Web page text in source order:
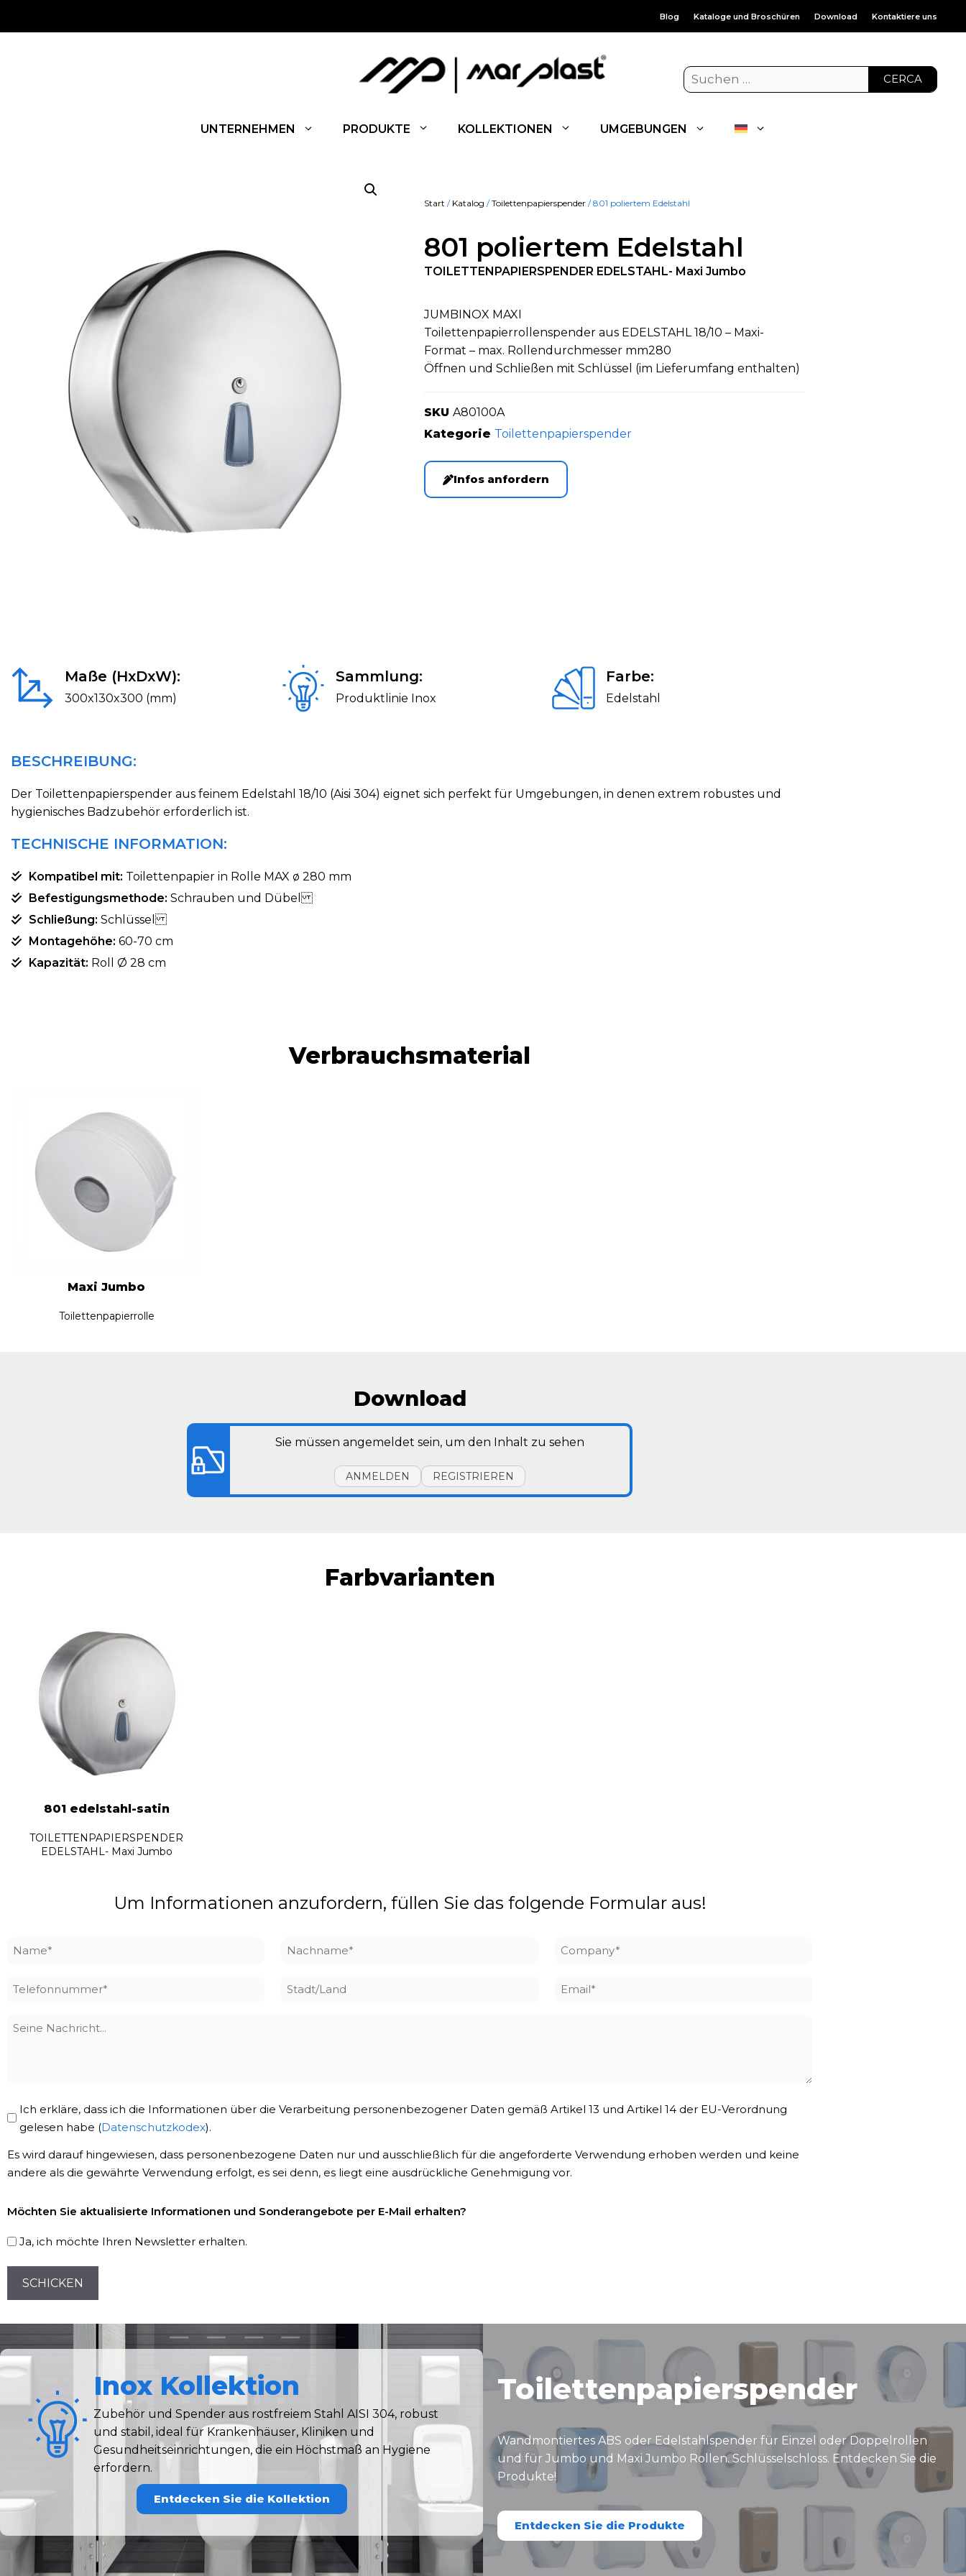
Blog Kataloge und Broschüren Download Kontaktiere uns
CERCA
UNTERNEHMEN PRODUKTE KOLLEKTIONEN UMGEBUNGEN
Start / Katalog /Toilettenpapierspender / 801 poliertem Edelstahl
801 poliertem Edelstahl
TOILETTENPAPIERSPENDER EDELSTAHL- Maxi Jumbo
JUMBINOX MAXI
Toilettenpapierrollenspender aus EDELSTAHL 18/10 – Maxi-
Format – max. Rollendurchmesser mm280
Öffnen und Schließen mit Schlüssel (im Lieferumfang enthalten)
SKU A80100A
Kategorie Toilettenpapierspender
Infos anfordern
Maße (HxDxW):
300x130x300 (mm)
Sammlung:
Produktlinie Inox
Farbe:
Edelstahl
BESCHREIBUNG:
Der Toilettenpapierspender aus feinem Edelstahl 18/10 (Aisi 304) eignet sich perfekt für Umgebungen, in denen extrem robustes und
hygienisches Badzubehör erforderlich ist.
TECHNISCHE INFORMATION:
Kompatibel mit: Toilettenpapier in Rolle MAX ø 280 mm
Befestigungsmethode: Schrauben und Dübel
Schließung: Schlüssel
Montagehöhe: 60-70 cm
Kapazität: Roll Ø 28 cm
Verbrauchsmaterial
Maxi Jumbo
Toilettenpapierrolle
Download
Sie müssen angemeldet sein, um den Inhalt zu sehen
ANMELDEN REGISTRIEREN
Farbvarianten
801 edelstahl-satin
TOILETTENPAPIERSPENDER
EDELSTAHL- Maxi Jumbo
Um Informationen anzufordern, füllen Sie das folgende Formular aus!
Name Nachname Company
Telefonnummer Stadt/Land Email
Seine
Privacy
Policy
Ich erkläre, dass ich die Informationen über die Verarbeitung personenbezogener Daten gemäß Artikel 13 und Artikel 14 der EU-Verordnung
gelesen habe (Datenschutzkodex).
Es wird darauf hingewiesen, dass personenbezogene Daten nur und ausschließlich für die angeforderte Verwendung erhoben werden und keine
andere als die gewährte Verwendung erfolgt, es sei denn, es liegt eine ausdrückliche Genehmigung vor.
Registrierung
Möchten Sie aktualisierte Informationen und Sonderangebote per E-Mail erhalten?
Ja, ich möchte Ihren Newsletter erhalten.
CAPTCHA
Inox Kollektion
Zubehör und Spender aus rostfreiem Stahl AISI 304, robust
und stabil, ideal für Krankenhäuser, Kliniken und
Gesundheitseinrichtungen, die ein Höchstmaß an Hygiene
erfordern.
Entdecken Sie die Kollektion
Toilettenpapierspender
Wandmontiertes ABS oder Edelstahlspender für Einzel oder Doppelrollen
und für Jumbo und Maxi Jumbo Rollen. Schlüsselschloss. Entdecken Sie die
Produkte!
Entdecken Sie die Produkte